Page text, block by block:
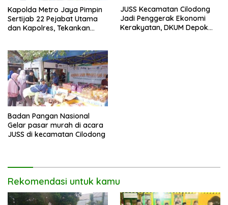
Kapolda Metro Jaya Pimpin
Sertijab 22 Pejabat Utama
dan Kapolres, Tekankan
JUSS Kecamatan Cilodong
Jadi Penggerak Ekonomi
Kerakyatan, DKUM Depok
Badan Pangan Nasional
Gelar pasar murah di acara
JUSS di kecamatan Cilodong
Rekomendasi untuk kamu